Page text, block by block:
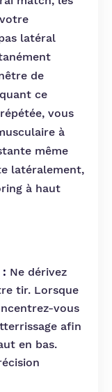
latéral
de
ce
vous
à
même
latéralement,
à haut
: Ne dérivez
tir. Lorsque
vous
afin
en bas.